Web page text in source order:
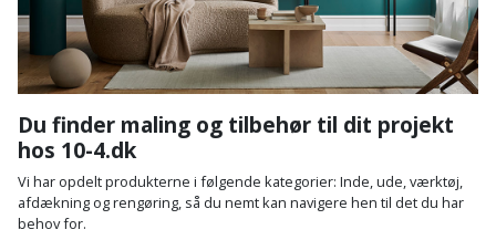
WinWin
plader
Savbuk
Skraber
Skruestik
Kompressor
Lader
Ligesliber
Limpistol
Lommelygte
Merchandise
Mobiltilbehør
Pavillon
Du finder maling og tilbehør til dit projekt
hos 10-4.dk
Vi har opdelt produkterne i følgende kategorier: Inde, ude, værktøj,
afdækning og rengøring, så du nemt kan navigere hen til det du har
behov for.